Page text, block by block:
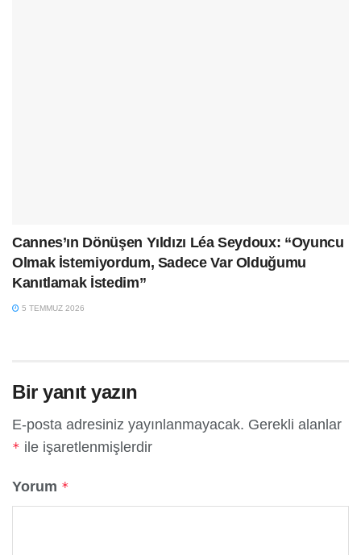
Cannes’ın Dönüşen Yıldızı Léa Seydoux: “Oyuncu
Olmak İstemiyordum, Sadece Var Olduğumu
Kanıtlamak İstedim”
5 TEMMUZ 2026
Bir yanıt yazın
E-posta adresiniz yayınlanmayacak. Gerekli alanlar
* ile işaretlenmişlerdir
Yorum *